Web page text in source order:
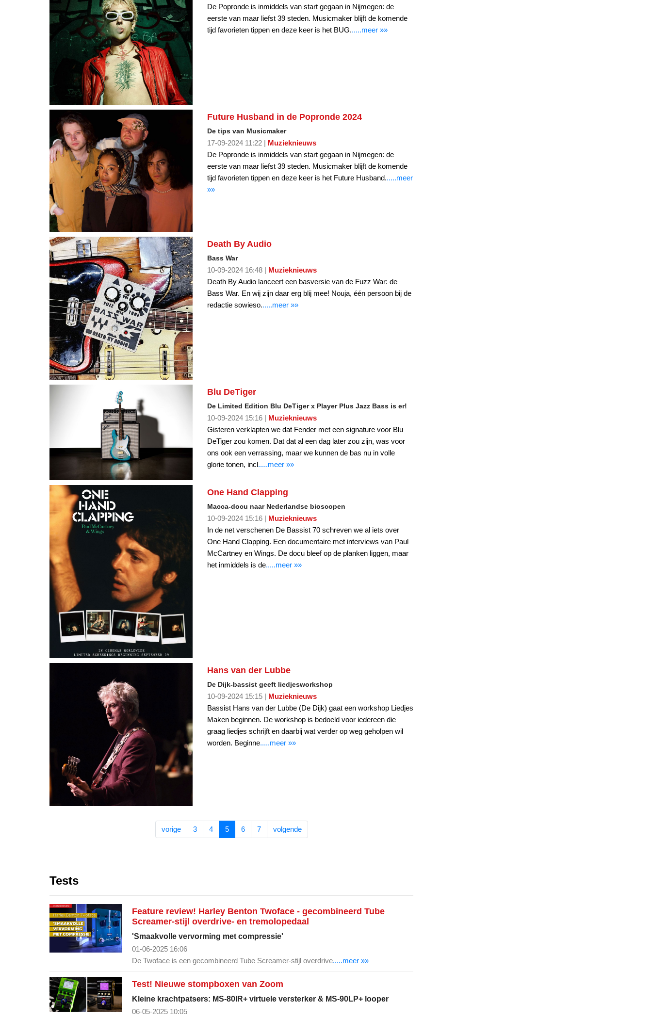
De Popronde is inmiddels van start gegaan in Nijmegen: de
eerste van maar liefst 39 steden. Musicmaker blijft de komende
tijd favorieten tippen en deze keer is het BUG......meer »»
Future Husband in de Popronde 2024
De tips van Musicmaker
17-09-2024 11:22 | Muzieknieuws
De Popronde is inmiddels van start gegaan in Nijmegen: de
eerste van maar liefst 39 steden. Musicmaker blijft de komende
tijd favorieten tippen en deze keer is het Future Husband......meer
»»
Death By Audio
Bass War
10-09-2024 16:48 | Muzieknieuws
Death By Audio lanceert een basversie van de Fuzz War: de
Bass War. En wij zijn daar erg blij mee! Nouja, één persoon bij de
redactie sowieso......meer »»
Blu DeTiger
De Limited Edition Blu DeTiger x Player Plus Jazz Bass is er!
10-09-2024 15:16 | Muzieknieuws
Gisteren verklapten we dat Fender met een signature voor Blu
DeTiger zou komen. Dat dat al een dag later zou zijn, was voor
ons ook een verrassing, maar we kunnen de bas nu in volle
glorie tonen, incl.....meer »»
One Hand Clapping
Macca-docu naar Nederlandse bioscopen
10-09-2024 15:16 | Muzieknieuws
In de net verschenen De Bassist 70 schreven we al iets over
One Hand Clapping. Een documentaire met interviews van Paul
McCartney en Wings. De docu bleef op de planken liggen, maar
het inmiddels is de.....meer »»
Hans van der Lubbe
De Dijk-bassist geeft liedjesworkshop
10-09-2024 15:15 | Muzieknieuws
Bassist Hans van der Lubbe (De Dijk) gaat een workshop Liedjes
Maken beginnen. De workshop is bedoeld voor iedereen die
graag liedjes schrijft en daarbij wat verder op weg geholpen wil
worden. Beginne.....meer »»
vorige 3 4 5 6 7 volgende
Tests
Feature review! Harley Benton Twoface - gecombineerd Tube
Screamer-stijl overdrive- en tremolopedaal
'Smaakvolle vervorming met compressie'
01-06-2025 16:06
De Twoface is een gecombineerd Tube Screamer-stijl overdrive.....meer »»
Test! Nieuwe stompboxen van Zoom
Kleine krachtpatsers: MS-80IR+ virtuele versterker & MS-90LP+ looper
06-05-2025 10:05